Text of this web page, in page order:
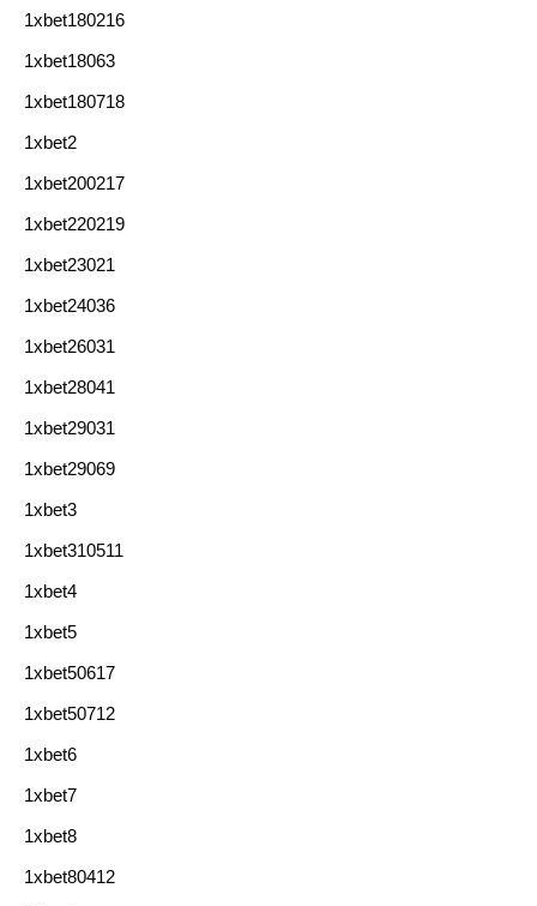
1xbet180216
1xbet18063
1xbet180718
1xbet2
1xbet200217
1xbet220219
1xbet23021
1xbet24036
1xbet26031
1xbet28041
1xbet29031
1xbet29069
1xbet3
1xbet310511
1xbet4
1xbet5
1xbet50617
1xbet50712
1xbet6
1xbet7
1xbet8
1xbet80412